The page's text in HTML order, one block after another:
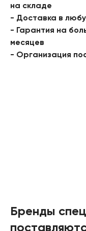
на складе
- Доставка в
- Гарантия на
месяцев
- Организация
Бренды